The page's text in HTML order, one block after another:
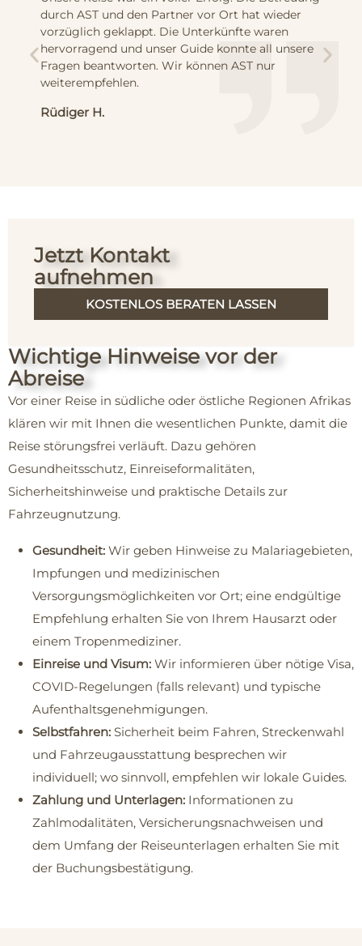
durch AST und den Partner vor Ort hat wieder
vorzüglich geklappt. Die Unterkünfte waren
hervorragend und unser Guide konnte all unsere
Fragen beantworten. Wir können AST nur
weiterempfehlen.
Rüdiger H.
Wichtige Hinweise vor der
Abreise
Vor einer Reise in südliche oder östliche Regionen Afrikas
klären wir mit Ihnen die wesentlichen Punkte, damit die
Reise störungsfrei verläuft. Dazu gehören
Gesundheitsschutz, Einreiseformalitäten,
Sicherheitshinweise und praktische Details zur
Fahrzeugnutzung.
Gesundheit: Wir geben Hinweise zu Malariagebieten,
Impfungen und medizinischen
Versorgungsmöglichkeiten vor Ort; eine endgültige
Empfehlung erhalten Sie von Ihrem Hausarzt oder
einem Tropenmediziner.
Einreise und Visum: Wir informieren über nötige Visa,
COVID‑Regelungen (falls relevant) und typische
Aufenthaltsgenehmigungen.
Selbstfahren: Sicherheit beim Fahren, Streckenwahl
und Fahrzeugausstattung besprechen wir
individuell; wo sinnvoll, empfehlen wir lokale Guides.
Zahlung und Unterlagen: Informationen zu
Zahlmodalitäten, Versicherungsnachweisen und
dem Umfang der Reiseunterlagen erhalten Sie mit
der Buchungsbestätigung.
Jetzt Kontakt
aufnehmen
KOSTENLOS BERATEN LASSEN